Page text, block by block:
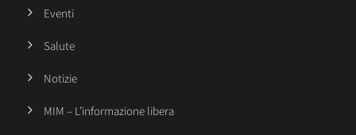
Eventi
Salute
Notizie
MIM – L’informazione libera